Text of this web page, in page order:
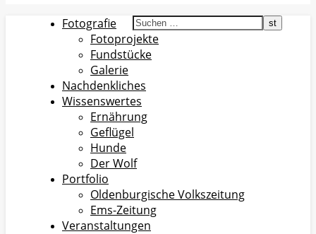
Fotografie
Fotoprojekte
Fundstücke
Galerie
Nachdenkliches
Wissenswertes
Ernährung
Geflügel
Hunde
Der Wolf
Portfolio
Oldenburgische Volkszeitung
Ems-Zeitung
Veranstaltungen